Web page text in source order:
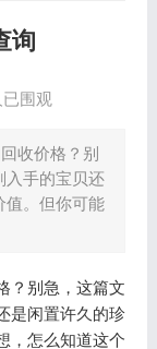
询
已围观
收价格？别
入手的宝贝还
值。但你可能
？别急，这篇文
是闲置许久的珍
，怎么知道这个